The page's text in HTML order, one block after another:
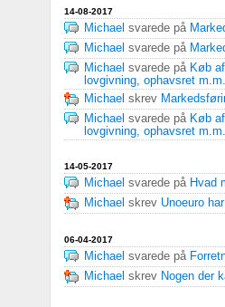
14-08-2017
Michael svarede på
Michael svarede på
Michael svarede på Køb
lovgivning, ophavsret m.m.
Michael skrev
Michael svarede på Køb
lovgivning, ophavsret m.m.
14-05-2017
Michael svarede på Hvad
Michael skrev Unoeuro
06-04-2017
Michael svarede på
Michael skrev Nogen der